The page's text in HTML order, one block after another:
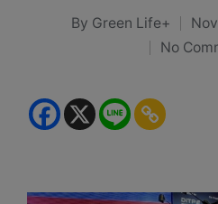
Posted
By Green Life+
No